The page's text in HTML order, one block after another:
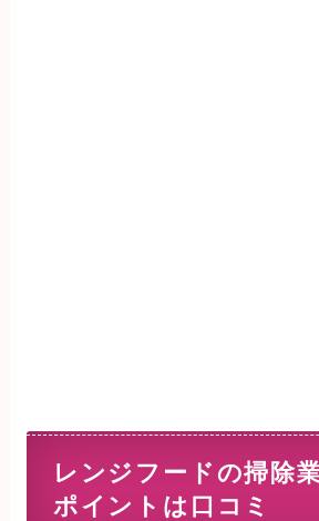
レンジフードの掃除
ポイントは口コミ